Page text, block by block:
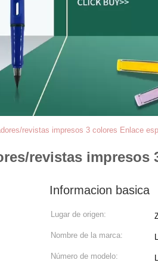
revistas impresos 3 colores Enlace
revistas impresos
Informacion basica
Lugar de origen:
Nombre de la marca:
Número de modelo: